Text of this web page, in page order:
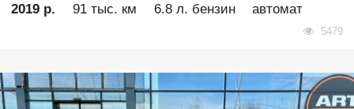
2019 р.
91 тыс. км 6.8 л. бензин автомат
5479